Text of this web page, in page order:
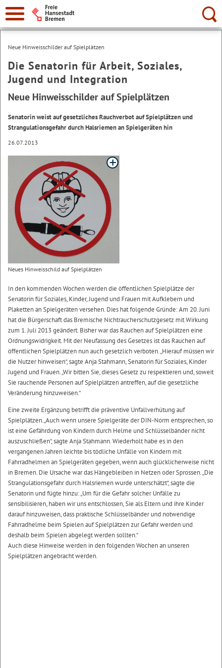
Suche:
Neue Hinweisschilder auf Spielplätzen
Die Senatorin für Arbeit, Soziales,
Jugend und Integration
Neue Hinweisschilder auf Spielplätzen
Senatorin weist auf gesetzliches Rauchverbot auf Spielplätzen und
Strangulationsgefahr durch Halsriemen an Spielgeräten hin
26.07.2013
Neues Hinweisschild auf Spielplätzen
In den kommenden Wochen werden die öffentlichen Spielplätze der
Senatorin für Soziales, Kinder, Jugend und Frauen mit Aufklebern und
Plaketten an Spielgeräten versehen. Dies hat folgende Gründe: Am 20. Juni
hat die Bürgerschaft das Bremische Nichtraucherschutzgesetz mit Wirkung
zum 1. Juli 2013 geändert. Bisher war das Rauchen auf Spielplätzen eine
Ordnungswidrigkeit. Mit der Neufassung des Gesetzes ist das Rauchen auf
öffentlichen Spielplätzen nun auch gesetzlich verboten. „Hierauf müssen wir
die Nutzer hinweisen“, sagte Anja Stahmann, Senatorin für Soziales, Kinder
Jugend und Frauen. „Wir bitten Sie, dieses Gesetz zu respektieren und, soweit
Sie rauchende Personen auf Spielplätzen antreffen, auf die gesetzliche
Veränderung hinzuweisen.“
Eine zweite Ergänzung betrifft die präventive Unfallverhütung auf
Spielplätzen.„Auch wenn unsere Spielgeräte der DIN-Norm entsprechen, so
ist eine Gefährdung von Kindern durch Helme und Schlüsselbänder nicht
auszuschließen“, sagte Anja Stahmann. Wiederholt habe es in den
vergangenen Jahren leichte bis tödliche Unfälle von Kindern mit
Fahrradhelmen an Spielgeräten gegeben, wenn auch glücklicherweise nicht
in Bremen. Die Ursache war das Hängebleiben in Netzen oder Sprossen. „Die
Strangulationsgefahr durch Halsriemen wurde unterschätzt“, sagte die
Senatorin und fügte hinzu: „Um für die Gefahr solcher Unfälle zu
sensibilisieren, haben wir uns entschlossen, Sie als Eltern und ihre Kinder
darauf hinzuweisen, dass praktische Schlüsselbänder und notwendige
Fahrradhelme beim Spielen auf Spielplätzen zur Gefahr werden und
deshalb beim Spielen abgelegt werden sollten.“
Auch diese Hinweise werden in den folgenden Wochen an unseren
Spielplätzen angebracht werden.